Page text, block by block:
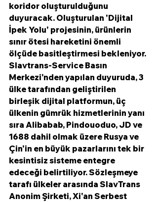
koridor oluşturulduğunu
duyuracak. Oluşturulan 'Dijital
İpek Yolu' projesinin, ürünlerin
sınır ötesi hareketini önemli
ölçüde basitleştirmesi bekleniyor.
Slavtrans-Service Basın
Merkezi'nden yapılan duyuruda, 3
ülke tarafından geliştirilen
birleşik dijital platformun, üç
ülkenin gümrük hizmetlerinin yanı
sıra Alibabab, Pindouoduo, JD ve
1688 dahil olmak üzere Rusya ve
Çin'in en büyük pazarlarını tek bir
kesintisiz sisteme entegre
edeceği belirtiliyor. Sözleşmeye
tarafı ülkeler arasında SlavTrans
Anonim Şirketi, Xi'an Serbest